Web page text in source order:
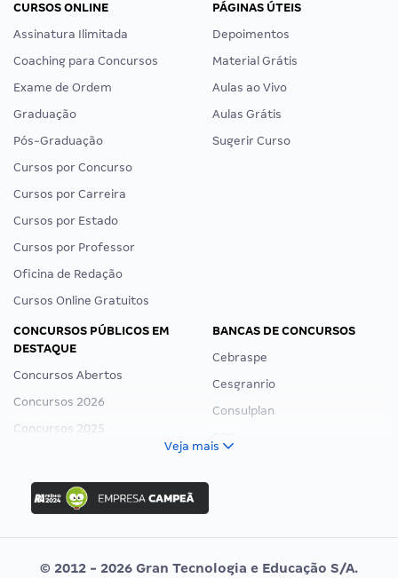
CURSOS ONLINE
Assinatura Ilimitada
Coaching para Concursos
Exame de Ordem
Graduação
Pós-Graduação
Cursos por Concurso
Cursos por Carreira
Cursos por Estado
Cursos por Professor
Oficina de Redação
Cursos Online Gratuitos
PÁGINAS ÚTEIS
Depoimentos
Material Grátis
Aulas ao Vivo
Aulas Grátis
Sugerir Curso
CONCURSOS PÚBLICOS EM
DESTAQUE
Concursos Abertos
Concursos 2026
Concursos 2025
Concurso Ibama
Concurso MPU
Editais publicados
BANCAS DE CONCURSOS
Cebraspe
Cesgranrio
Consulplan
Vunesp
Veja mais
© 2012 - 2026 Gran Tecnologia e Educação S/A.